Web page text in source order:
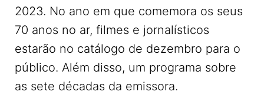
2023. No ano em que comemora os seus
70 anos no ar, filmes e jornalísticos
estarão no catálogo de dezembro para o
público. Além disso, um programa sobre
as sete décadas da emissora.